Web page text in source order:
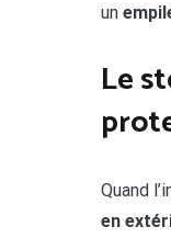
un
Le
Quand
en